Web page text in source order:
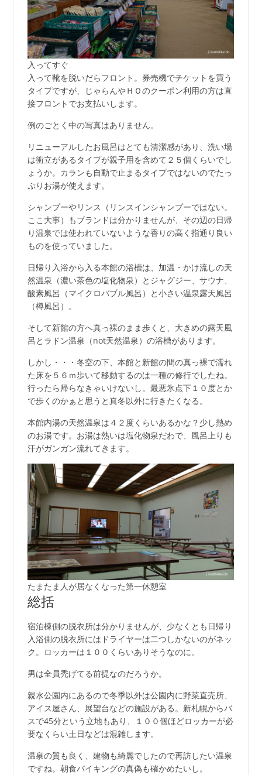
入ってすぐ
入って靴を脱いだらフロント。券売機でチケットを買う
タイプですが、じゃらんやＨＯのクーポン利用の方は直
接フロントでお支払いします。
例のごとく中の写真はありません。
リニューアルしたお風呂はとても清潔感があり、洗い場
は衝立があるタイプが親子用を含めて２５個くらいでし
ょうか。カランも自動で止まるタイプではないのでたっ
ぷりお湯が使えます。
シャンプーやリンス（リンスインシャンプーではない。
ここ大事）もブランドは分かりませんが、その辺の日帰
り温泉では使われていないような香りの高く指通り良い
ものを使っていました。
日帰り入浴から入る本館の浴槽は、加温・かけ流しの天
然温泉（濃い茶色の塩化物泉）とジャグジー、サウナ、
酸素風呂（マイクロバブル風呂）と小さい温泉露天風呂
（樽風呂）。
そして新館の方へ真っ裸のまま歩くと、大きめの露天風
呂とラドン温泉（not天然温泉）の浴槽があります。
しかし・・・冬空の下、本館と新館の間の真っ裸で濡れ
た床を５６ｍ歩いて移動するのは一種の修行でしたね。
行ったら帰らなきゃいけないし。最悪氷点下１０度とか
で歩くのかぁと思うと真冬以外に行きたくなる。
本館内湯の天然温泉は４２度くらいあるかな？少し熱め
のお湯です。お湯は熱いは塩化物泉だわで、風呂上りも
汗がガンガン流れてきます。
たまたま人が居なくなった第一休憩室
総括
宿泊棟側の脱衣所は分かりませんが、少なくとも日帰り
入浴側の脱衣所にはドライヤーは二つしかないのがネッ
ク。ロッカーは１００くらいありそうなのに。
男は全員禿げてる前提なのだろうか。
親水公園内にあるので冬季以外は公園内に野菜直売所、
アイス屋さん、展望台などの施設がある。新札幌からバ
スで45分という立地もあり、１００個ほどロッカーが必
要なくらい土日などは混雑します。
温泉の質も良く、建物も綺麗でしたので再訪したい温泉
ですね。朝食バイキングの真偽も確かめたいし。